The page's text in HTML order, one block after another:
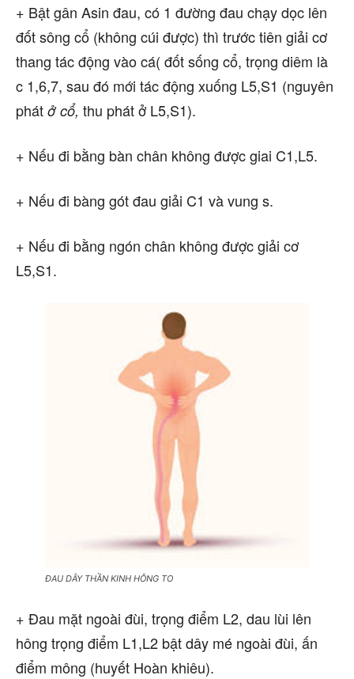
+ Bật gân Asin đau, có 1 đường đau chạy dọc lên
đốt sông cổ (không cúi được) thì trước tiên giải cơ
thang tác động vào cá( đốt sống cổ, trọng diêm là
c 1,6,7, sau đó mới tác động xuống L5,S1 (nguyên
phát ở cổ, thu phát ở L5,S1).
+ Nếu đi bằng bàn chân không được giai C1,L5.
+ Nếu đi bàng gót đau giải C1 và vung s.
+ Nếu đi bằng ngón chân không được giải cơ
L5,S1.
ĐAU DÂY THẦN KINH HÔNG TO
+ Đau mặt ngoài đùi, trọng điểm L2, dau lùi lên
hông trọng điểm L1,L2 bật dây mé ngoài đùi, ấn
điểm mông (huyết Hoàn khiêu).